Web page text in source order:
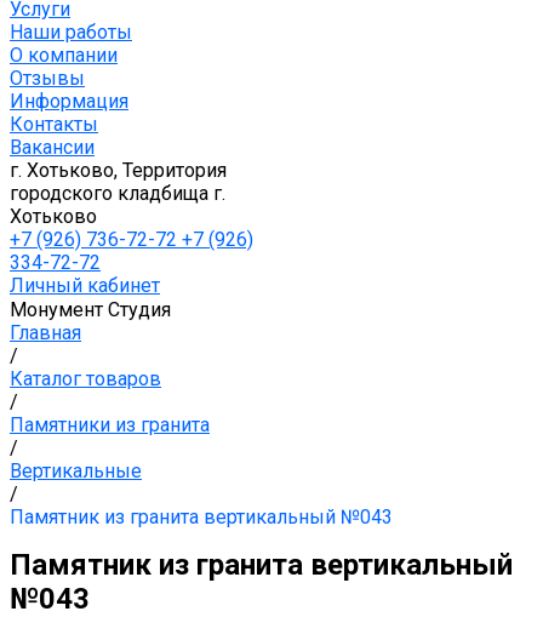
Услуги
Наши работы
О компании
Отзывы
Информация
Контакты
Вакансии
г. Хотьково, Территория
городского кладбища г.
Хотьково
+7 (926) 736-72-72 +7 (926)
334-72-72
Личный кабинет
Монумент Студия
Главная
/
Каталог товаров
/
Памятники из гранита
/
Вертикальные
/
Памятник из гранита вертикальный №043
Памятник из гранита вертикальный
№043